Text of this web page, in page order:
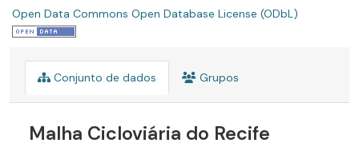
Open Data Commons Open Database License (ODbL)
Conjunto de dados Grupos
Malha Cicloviária do Recife